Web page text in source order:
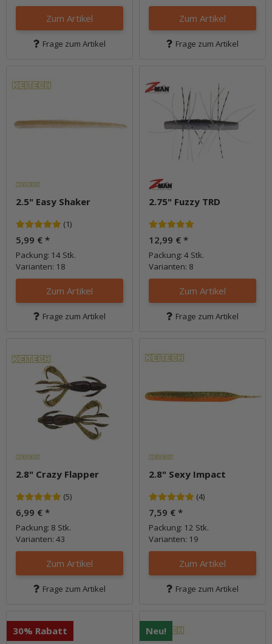
Zum Artikel
Frage zum Artikel
Zum Artikel
Frage zum Artikel
2.5" Easy Shaker
(1)
5,99 € *
Packung: 14 Stk.
Varianten: 18
Zum Artikel
Frage zum Artikel
2.75" Fuzzy TRD
12,99 € *
Packung: 4 Stk.
Varianten: 8
Zum Artikel
Frage zum Artikel
2.8" Crazy Flapper
(5)
6,99 € *
Packung: 8 Stk.
Varianten: 43
Zum Artikel
Frage zum Artikel
2.8" Sexy Impact
(4)
7,59 € *
Packung: 12 Stk.
Varianten: 19
Zum Artikel
Frage zum Artikel
30% Rabatt Neu!